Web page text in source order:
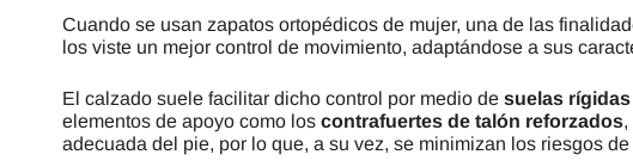
Cuando se usan zapatos ortopédicos de mujer, una de las
los viste un mejor control de movimiento, adaptándose a sus
El calzado suele facilitar dicho control por medio de suelas
elementos de apoyo como los contrafuertes de talón reforzados,
adecuada del pie, por lo que, a su vez, se minimizan los riesgos